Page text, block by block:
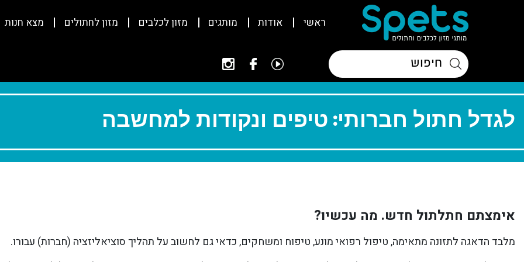
ראשי אודות מותגים מזון לכלבים מזון לחתולים מצא חנות
לגדל חתול חברותי: טיפים ונקודות למחשבה
אימצתם חתלתול חדש. מה עכשיו?
מלבד הדאגה לתזונה מתאימה, טיפול רפואי מונע, טיפוח ומשחקים, כדאי גם לחשוב על תהליך סוציאליזציה (חברות) עבורו.